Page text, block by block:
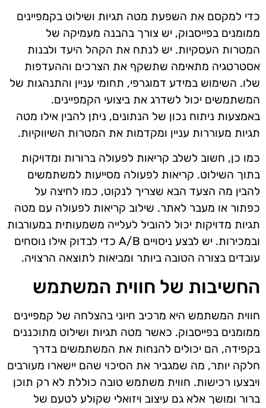
כדי למקסם את השפעת מטה תגיות ושילוט בקמפיינים
ממומנים בפייסבוק, יש צורך בהבנה מעמיקה של
המטרות העסקיות. יש לנתח את הקהל היעד ולבנות
אסטרטגיה מתאימה שתשקף את הצרכים וההעדפות
שלו. השימוש במידע דמוגרפי, תחומי עניין והתנהגות של
המשתמשים יכול לשדרג את ביצועי הקמפיינים.
באמצעות ניתוח נכון של הנתונים, ניתן להבין אילו מטה
תגיות מעוררות עניין ומקדמות את המטרות השיווקיות.
כמו כן, חשוב לשלב קריאות לפעולה ברורות ומדויקות
בתוך השילוט. קריאות לפעולה מסייעות למשתמשים
להבין מה הצעד הבא שצריך לנקוט, כמו לחיצה על
כפתור או מעבר לאתר. שילוב קריאות לפעולה עם מטה
תגיות מדויקות יכול להוביל לעלייה משמעותית במעורבות
ובמכירות. יש לבצע ניסויים A/B כדי לבדוק אילו נוסחים
עובדים בצורה הטובה ביותר ומביאות לתוצאה הרצויה.
החשיבות של חווית המשתמש
חווית המשתמש היא מרכיב חיוני בהצלחה של קמפיינים
ממומנים בפייסבוק. כאשר מטה תגיות ושילוט מתוכננים
בקפידה, הם יכולים להנחות את המשתמשים בדרך
חלקה יותר, מה שמגביר את הסיכוי שהם יישארו מעורבים
ויבצעו רכישות. חווית משתמש טובה כוללת לא רק תוכן
ברור ומושך אלא גם עיצוב ויזואלי שקולע לטעם של